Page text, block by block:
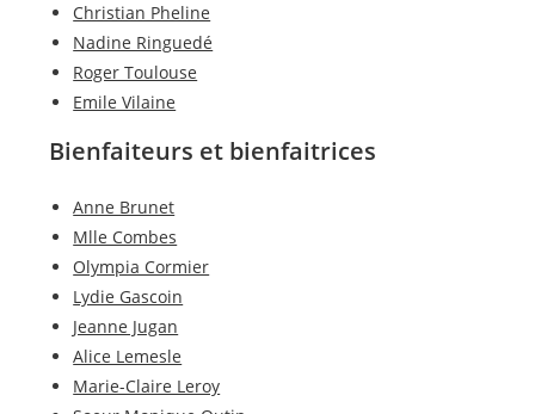
Christian Pheline
Nadine Ringuedé
Roger Toulouse
Emile Vilaine
Bienfaiteurs et bienfaitrices
Anne Brunet
Mlle Combes
Olympia Cormier
Lydie Gascoin
Jeanne Jugan
Alice Lemesle
Marie-Claire Leroy